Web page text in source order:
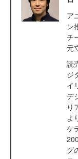
ア
ン
チ
元
読
ジ
イ
デ
り
よ
ケ
グ